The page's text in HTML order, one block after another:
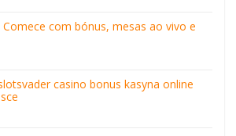
Comece com bónus, mesas ao vivo e
casino bonus kasyna online